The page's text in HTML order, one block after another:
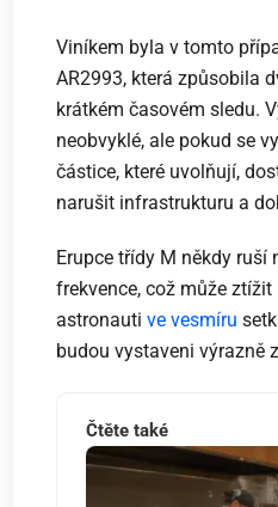
Viníkem byla v tomto
AR2993, která způsobila
krátkém časovém sledu.
neobvyklé, ale pokud se
částice, které uvolňují,
narušit infrastrukturu a
Erupce třídy M někdy ruší
frekvence, což může
astronautive vesmíru
budou vystaveni výrazně
Čtěte také